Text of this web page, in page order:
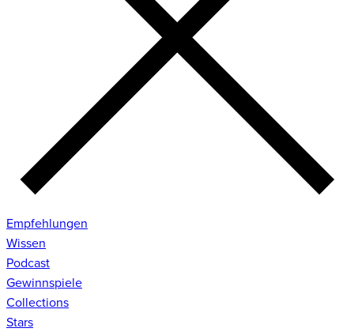
Empfehlungen
Wissen
Podcast
Gewinnspiele
Collections
Stars